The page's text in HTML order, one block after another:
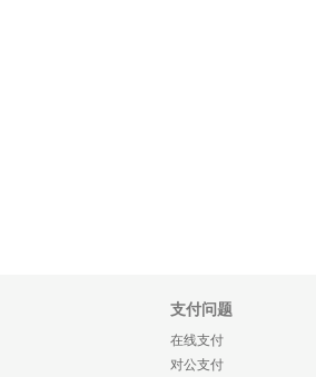
支付问题
在线支付
对公支付